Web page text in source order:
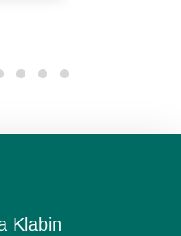
Klabin